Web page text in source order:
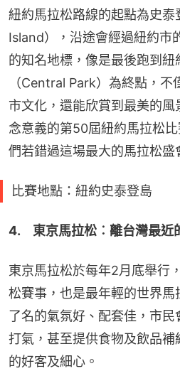
紐約馬拉松路線的起點為史
Island），沿途會經過紐約市
的知名地標，像是最後跑到紐
（Central Park）為終點，
市文化，還能欣賞到最美的
念意義的第50屆紐約馬拉松
們若錯過這場最大的馬拉松盛
比賽地點：紐約史泰登島
4.　東京馬拉松︰離台灣最近
東京馬拉松於每年2月底舉行
松賽事，也是最年輕的世界馬
了名的氣氛好、配套佳，市
打氣，甚至提供食物及飲品補
的好客及細心。